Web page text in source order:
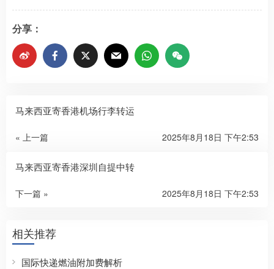
分享：
马来西亚寄香港机场行李转运
« 上一篇 2025年8月18日 下午2:53
马来西亚寄香港深圳自提中转
下一篇 » 2025年8月18日 下午2:53
相关推荐
国际快递燃油附加费解析